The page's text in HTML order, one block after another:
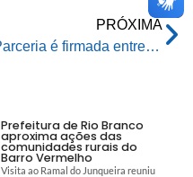
PRÓXIMA
Parceria é firmada entre Prefeitura de Rio Branco e Governo do Estado para ampliar acesso à água com perfuração de poços artesianos
Prefeitura de Rio Branco
aproxima ações das
comunidades rurais do
Barro Vermelho
Visita ao Ramal do Junqueira reuniu